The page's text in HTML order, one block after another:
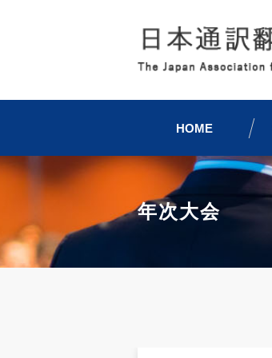
HOME
年次大会